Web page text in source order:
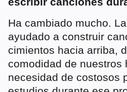
Ha cambiado mucho.
ayudado a construir
cimientos hacia arriba,
comodidad de nuestros
necesidad de costosos